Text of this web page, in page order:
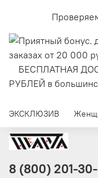
Проверяем их
БЕСПЛАТНАЯ
РУБЛЕЙ в
ЭКСКЛЮЗИВ
8 (800) 201-